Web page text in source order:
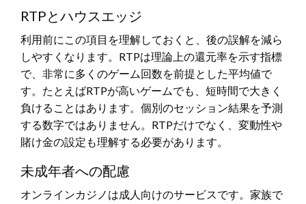
RTPとハウスエッジ
利用前にこの項目を理解しておくと、後の誤解を減ら
しやすくなります。RTPは理論上の還元率を示す指標
で、非常に多くのゲーム回数を前提とした平均値で
す。たとえばRTPが高いゲームでも、短時間で大きく
負けることはあります。個別のセッション結果を予測
する数字ではありません。RTPだけでなく、変動性や
賭け金の設定も理解する必要があります。
未成年者への配慮
オンラインカジノは成人向けのサービスです。家族で